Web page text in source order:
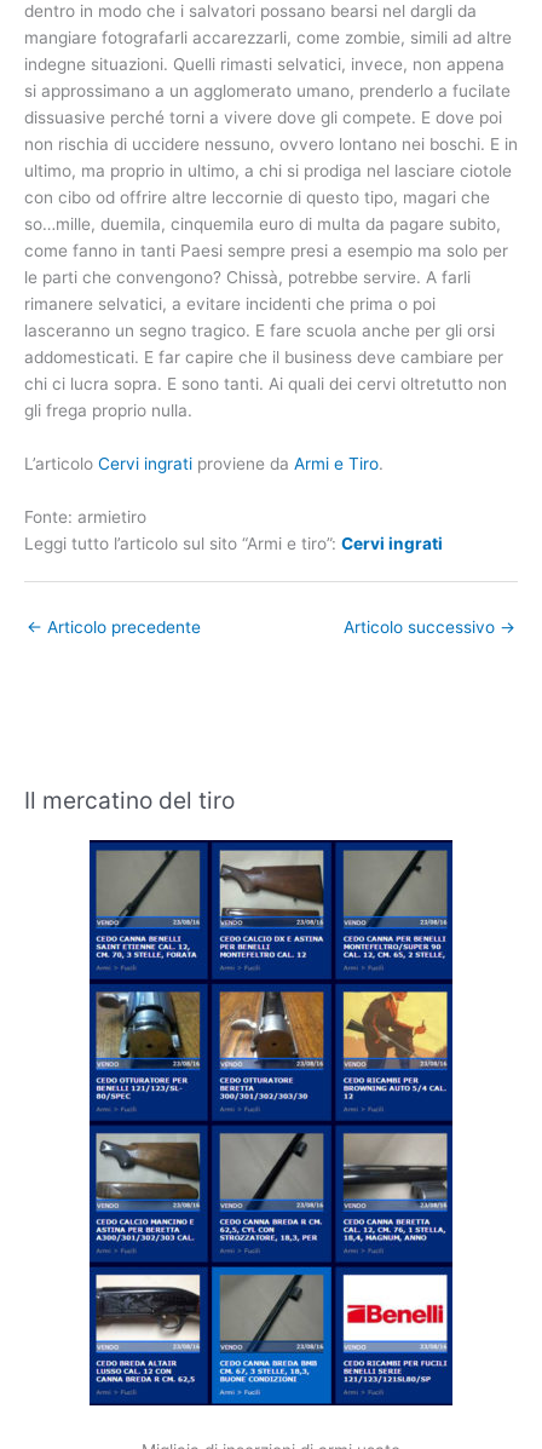
dentro in modo che i salvatori possano bearsi nel dargli da
mangiare fotografarli accarezzarli, come zombie, simili ad altre
indegne situazioni. Quelli rimasti selvatici, invece, non appena
si approssimano a un agglomerato umano, prenderlo a fucilate
dissuasive perché torni a vivere dove gli compete. E dove poi
non rischia di uccidere nessuno, ovvero lontano nei boschi. E in
ultimo, ma proprio in ultimo, a chi si prodiga nel lasciare ciotole
con cibo od offrire altre leccornie di questo tipo, magari che
so…mille, duemila, cinquemila euro di multa da pagare subito,
come fanno in tanti Paesi sempre presi a esempio ma solo per
le parti che convengono? Chissà, potrebbe servire. A farli
rimanere selvatici, a evitare incidenti che prima o poi
lasceranno un segno tragico. E fare scuola anche per gli orsi
addomesticati. E far capire che il business deve cambiare per
chi ci lucra sopra. E sono tanti. Ai quali dei cervi oltretutto non
gli frega proprio nulla.
L’articolo Cervi ingrati proviene da Armi e Tiro.
Fonte: armietiro
Leggi tutto l’articolo sul sito “Armi e tiro”: Cervi ingrati
← Articolo precedente Articolo successivo →
Il mercatino del tiro